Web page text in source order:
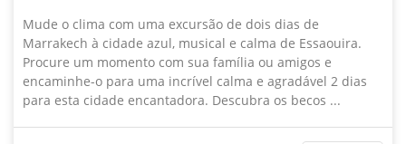
Mude o clima com uma excursão de dois dias de
Marrakech à cidade azul, musical e calma de Essaouira.
Procure um momento com sua família ou amigos e
encaminhe-o para uma incrível calma e agradável 2 dias
para esta cidade encantadora. Descubra os becos ...